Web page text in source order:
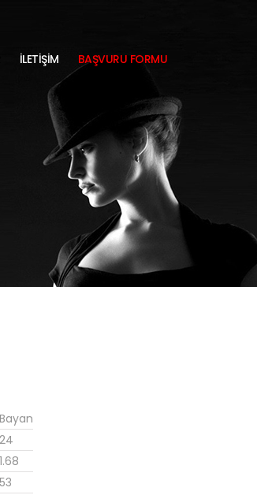
İLETİŞİM BAŞVURU FORMU
Bayan
24
1.68
53